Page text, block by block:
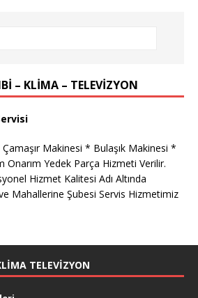
– KLİMA – TELEVİZYON
Çamaşır Makinesi * Bulaşık Makinesi *
Onarım Yedek Parça Hizmeti Verilir.
Hizmet Kalitesi Adı Altında
Mahallerine Şubesi Servis Hizmetimiz
TELEVIZYON